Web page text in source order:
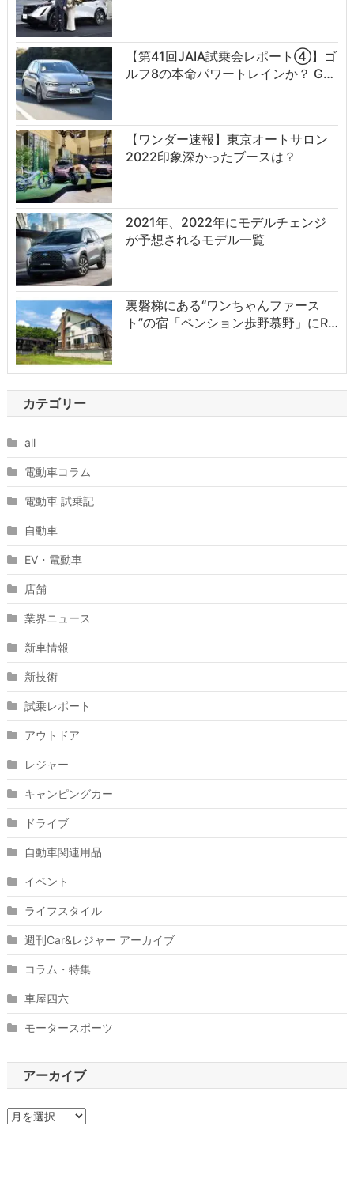
【第41回JAIA試乗会レポート④】ゴ
ルフ8の本命パワートレインか？ G…
【ワンダー速報】東京オートサロン
2022印象深かったブースは？
2021年、2022年にモデルチェンジ
が予想されるモデル一覧
裏磐梯にある“ワンちゃんファース
ト”の宿「ペンション歩野慕野」にR…
カテゴリー
all
電動車コラム
電動車 試乗記
自動車
EV・電動車
店舗
業界ニュース
新車情報
新技術
試乗レポート
アウトドア
レジャー
キャンピングカー
ドライブ
自動車関連用品
イベント
ライフスタイル
週刊Car&レジャー アーカイブ
コラム・特集
車屋四六
モータースポーツ
アーカイブ
ア